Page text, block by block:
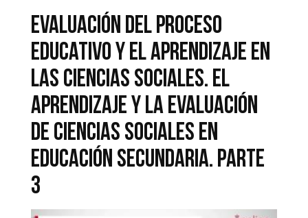
EVALUACIÓN DEL PROCESO
EDUCATIVO Y EL APRENDIZAJE EN
LAS CIENCIAS SOCIALES. EL
APRENDIZAJE Y LA EVALUACIÓN
DE CIENCIAS SOCIALES EN
EDUCACIÓN SECUNDARIA. PARTE
3